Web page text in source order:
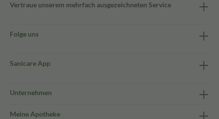
Vertraue unserem mehrfach ausgezeichneten Service
Folge uns
Sanicare App
Unternehmen
Meine Apotheke